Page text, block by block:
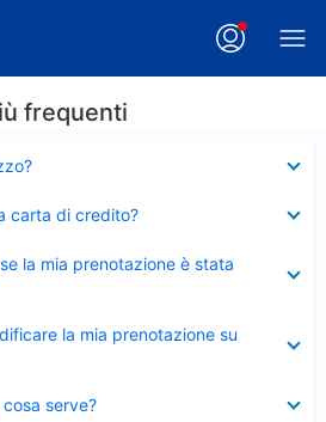
frequenti
carta di credito?
la mia prenotazione è stata
la mia prenotazione su
serve?